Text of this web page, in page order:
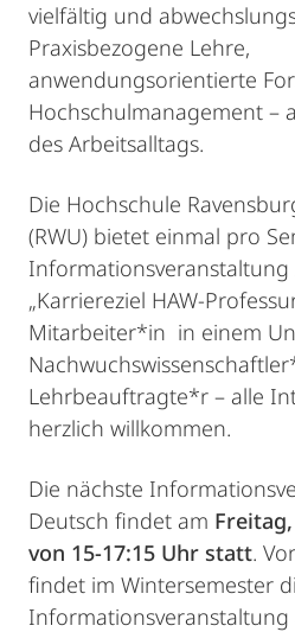
vielfältig und
Praxisbezogene Lehre,
anwendungsorientierte
Hochschulmanagement –
des Arbeitsalltags.
Die Hochschule
(RWU) bietet einmal pro
Informationsveranstaltung
„Karriereziel HAW-
Mitarbeiter*in in einem
Lehrbeauftragte*r – alle
herzlich willkommen.
Die nächste
Deutsch findet am
von 15-17:15 Uhr statt.
findet im Wintersemester
Informationsveranstaltung